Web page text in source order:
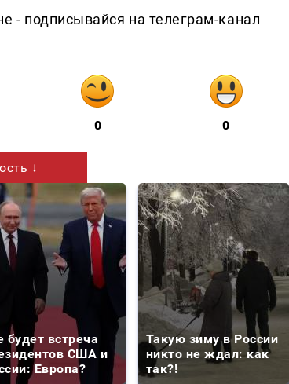
- подписывайся на телеграм-канал
0 0
↓
будет встреча
США и
Европа?
Такую зиму в России
никто не ждал: как
так?!